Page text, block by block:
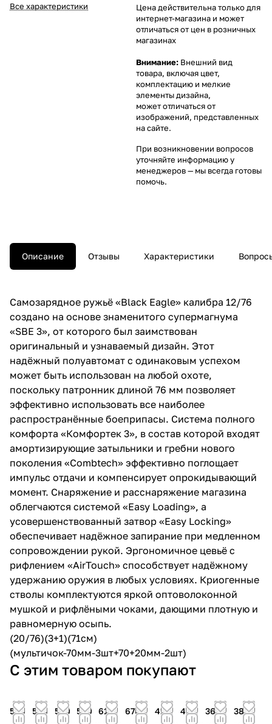
Все характеристики
Цена действительна только для
интернет-магазина и может
отличаться от цен в розничных
магазинах
Внимание: Внешний вид
товара, включая цвет,
комплектацию и мелкие
элементы дизайна,
может отличаться от
изображений, представленных
на сайте.
При возникновении вопросов
уточняйте информацию у
менеджеров— мы всегда готовы
помочь.
Описание Отзывы Характеристики
Самозарядное ружьё «Black Eagle» калибра 12/76
создано на основе знаменитого супермагнума
«SBE 3», от которого был заимствован
оригинальный и узнаваемый дизайн. Этот
надёжный полуавтомат с одинаковым успехом
может быть использован на любой охоте,
поскольку патронник длиной 76 мм позволяет
эффективно использовать все наиболее
распространённые боеприпасы. Система полного
комфорта «Комфортек 3», в состав которой входят
амортизирующие затыльники и гребни нового
поколения «Combtech» эффективно поглощает
импульс отдачи и компенсирует опрокидывающий
момент. Снаряжение и расснаряжение магазина
облегчаются системой «Easy Loading», а
усовершенствованный затвор «Easy Locking»
обеспечивает надёжное запирание при медленном
сопровождении рукой. Эргономичное цевьё с
рифлением «AirTouch» способствует надёжному
удержанию оружия в любых условиях. Криогенные
стволы комплектуются яркой оптоволоконной
мушкой и рифлёными чоками, дающими плотную и
равномерную осыпь.
(20/76)(3+1)(71см)
(мультичок-70мм-3шт+70+20мм-2шт)
С этим товаром покупают
500
540
540
540
610
670
415
415
365
385